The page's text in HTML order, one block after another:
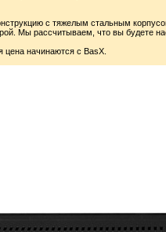
с тяжелым стальным
Мы рассчитываем, что вы будете
цена начинаются с BasX.